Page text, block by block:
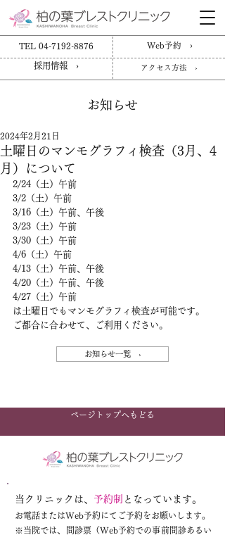
TEL 04-7192-8876 Web予約 ›
採用情報 › アクセス方法 ›
お知らせ
土曜日のマンモグラフィ検査（3月、4
月）について
2024年2月21日
2/24（土）午前
3/2（土）午前
3/16（土）午前、午後
3/23（土）午前
3/30（土）午前
4/6（土）午前
4/13（土）午前、午後
4/20（土）午前、午後
4/27（土）午前
は土曜日でもマンモグラフィ検査が可能です。
ご都合に合わせて、ご利用ください。
お知らせ一覧 ›
ページトップへもどる
当クリニックは、 予約制 となっています。
お電話またはWeb予約にてご予約をお願いします。
※当院では、問診票（Web予約での事前問診あるい